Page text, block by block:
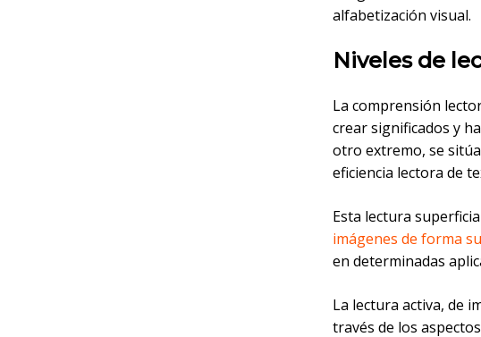
alfabetización visual.
Niveles de
La comprensión
crear significados y
otro extremo, se
eficiencia lectora de
Esta lectura
imágenes de forma
en determinadas
La lectura activa, de
través de los